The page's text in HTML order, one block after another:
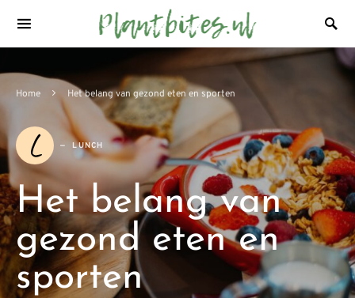
Home Het belang van gezond eten en sporten
L LUNCH
Het belang van
gezond eten en
sporten